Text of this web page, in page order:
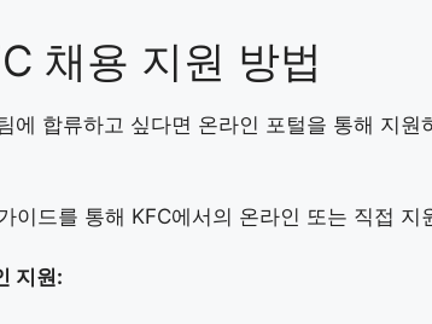
채용 지원 방법
에 합류하고 싶다면 온라인 포털을 통해 지
이드를 통해 KFC에서의 온라인 또는 직접 지
지원: